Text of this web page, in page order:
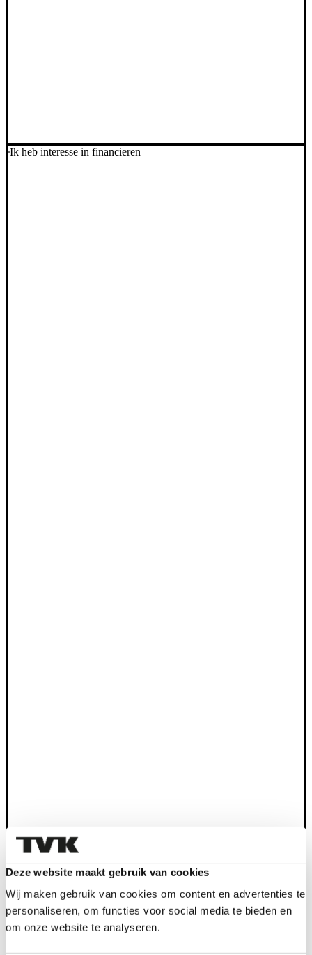
Deze website maakt gebruik van cookies
Wij maken gebruik van cookies om content en advertenties te
personaliseren, om functies voor social media te bieden en
om onze website te analyseren.
Ik heb interesse in financieren